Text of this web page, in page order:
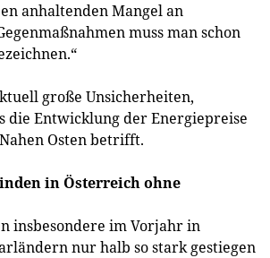
anhaltenden Mangel an
muss man schon
große Unsicherheiten,
die Entwicklung der Energiepreise
Osten betrifft.
in Österreich ohne
insbesondere im Vorjahr in
nur halb so stark gestiegen